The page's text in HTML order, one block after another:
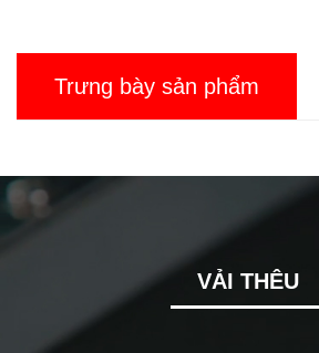
Trưng bày sản phẩm
VẢI THÊU